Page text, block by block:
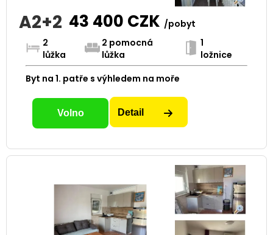
A2+2 43 400 CZK /pobyt
2
lůžka
2 pomocná
lůžka
1
ložnice
Byt na 1. patře s výhledem na moře
Volno Detail